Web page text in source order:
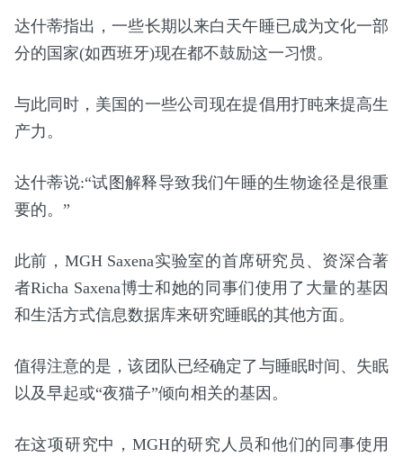
达什蒂指出，一些长期以来白天午睡已成为文化一部
分的国家(如西班牙)现在都不鼓励这一习惯。
与此同时，美国的一些公司现在提倡用打盹来提高生
产力。
达什蒂说:“试图解释导致我们午睡的生物途径是很重
要的。”
此前，MGH Saxena实验室的首席研究员、资深合著
者Richa Saxena博士和她的同事们使用了大量的基因
和生活方式信息数据库来研究睡眠的其他方面。
值得注意的是，该团队已经确定了与睡眠时间、失眠
以及早起或“夜猫子”倾向相关的基因。
在这项研究中，MGH的研究人员和他们的同事使用